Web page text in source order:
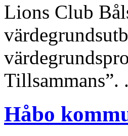
Lions Club
Tillsammans”.
Håbo